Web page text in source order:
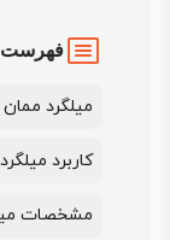
فهرست
میلگرد
کاربرد
مشخصات